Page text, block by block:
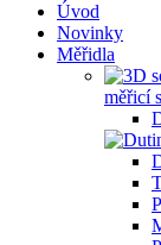
Úvod
Novinky
Měřidla
měřicí